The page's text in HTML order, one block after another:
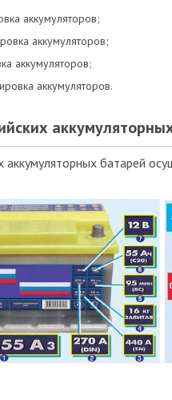
аккумуляторов;
аккумуляторов;
аккумуляторов;
аккумуляторов.
аккумуляторных батарей